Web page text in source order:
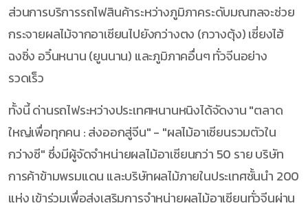
ส่วนการบริการรถไฟสินค้าระหว่างภูมิภาคระดับมณฑลจะช่วย
กระจายผลไม้จากอาเซียนไปยังกว่างตง (กวางตุ้ง) เซี่ยงไฮ้
ฉงชิ่ง อวิ๋นหนาน (ยูนนาน) และภูมิภาคอื่นๆ ทั่วจีนอย่าง
รวดเร็ว
ทั้งนี้ ด่านรถไฟระหว่างประเทศหนานหนิงได้จัดงาน "ตลาด
ใหญ่เพื่อทุกคน : ส่งออกสู่จีน" - "ผลไม้อาเซียนรวมตัวใน
กว่างซี" ซึ่งมีผู้จัดจำหน่ายผลไม้อาเซียนกว่า 50 ราย บริษัท
การค้าข้ามพรมแดน และบริษัทผลไม้ภายในประเทศชั้นนำ 200
แห่ง เข้าร่วมเพื่อส่งเสริมการจำหน่ายผลไม้อาเซียนทั่วจีนผ่าน